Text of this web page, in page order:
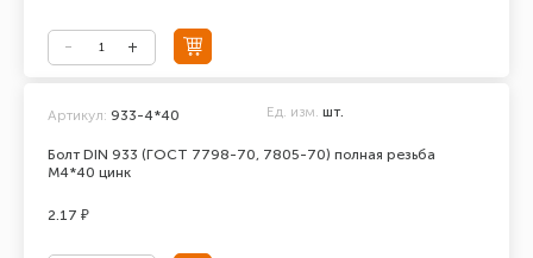
Болт DIN 933 (ГОСТ 7798-70, 7805-70) полная резьба
М4*40 цинк
Артикул: 933-4*40 Ед. изм. шт.
2.17 ₽